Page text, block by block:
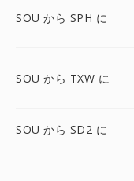
SOU から SPH に
SOU から TXW に
SOU から SD2 に